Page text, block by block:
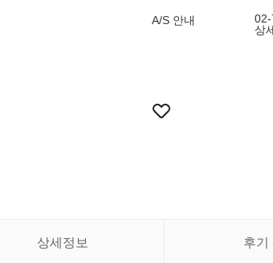
A/S 안내
02-
상
상세정보 후기